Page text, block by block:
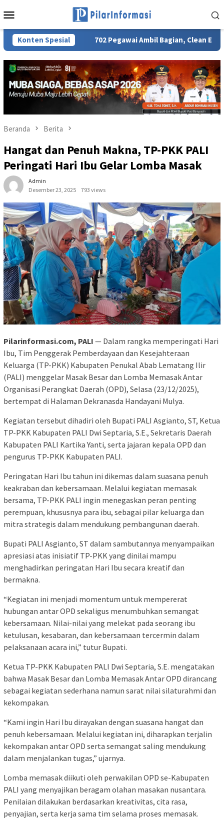
ke
Mobile
Konten Spesial
JKN 702 Pegawai Ambil Bagian, Clean Energy Day
Beranda Berita
Hangat dan Penuh Makna, TP-PKK PALI
Peringati Hari Ibu Gelar Lomba Masak
Admin
Desember 23, 2025
793 views
Pilarinformasi.com, PALI — Dalam rangka memperingati Hari
Ibu, Tim Penggerak Pemberdayaan dan Kesejahteraan
Keluarga (TP-PKK) Kabupaten Penukal Abab Lematang Ilir
(PALI) menggelar Masak Besar dan Lomba Memasak Antar
Organisasi Perangkat Daerah (OPD), Selasa (23/12/2025),
bertempat di Halaman Dekranasda Handayani Mulya.
Kegiatan tersebut dihadiri oleh Bupati PALI Asgianto, ST, Ketua
TP-PKK Kabupaten PALI Dwi Septaria, S.E., Sekretaris Daerah
Kabupaten PALI Kartika Yanti, serta jajaran kepala OPD dan
pengurus TP-PKK Kabupaten PALI.
Peringatan Hari Ibu tahun ini dikemas dalam suasana penuh
keakraban dan kebersamaan. Melalui kegiatan memasak
bersama, TP-PKK PALI ingin menegaskan peran penting
perempuan, khususnya para ibu, sebagai pilar keluarga dan
mitra strategis dalam mendukung pembangunan daerah.
Bupati PALI Asgianto, ST dalam sambutannya menyampaikan
apresiasi atas inisiatif TP-PKK yang dinilai mampu
menghadirkan peringatan Hari Ibu secara kreatif dan
bermakna.
“Kegiatan ini menjadi momentum untuk mempererat
hubungan antar OPD sekaligus menumbuhkan semangat
kebersamaan. Nilai-nilai yang melekat pada seorang ibu
ketulusan, kesabaran, dan kebersamaan tercermin dalam
pelaksanaan acara ini,” tutur Bupati.
Ketua TP-PKK Kabupaten PALI Dwi Septaria, S.E. mengatakan
bahwa Masak Besar dan Lomba Memasak Antar OPD dirancang
sebagai kegiatan sederhana namun sarat nilai silaturahmi dan
kekompakan.
“Kami ingin Hari Ibu dirayakan dengan suasana hangat dan
penuh kebersamaan. Melalui kegiatan ini, diharapkan terjalin
kekompakan antar OPD serta semangat saling mendukung
dalam menjalankan tugas,” ujarnya.
Lomba memasak diikuti oleh perwakilan OPD se-Kabupaten
PALI yang menyajikan beragam olahan masakan nusantara.
Penilaian dilakukan berdasarkan kreativitas, cita rasa,
penyajian, serta kerja sama tim selama proses memasak.